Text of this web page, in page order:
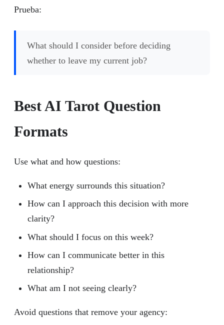
Prueba:
What should I consider before deciding
whether to leave my current job?
Best AI Tarot Question
Formats
Use what and how questions:
What energy surrounds this situation?
How can I approach this decision with more
clarity?
What should I focus on this week?
How can I communicate better in this
relationship?
What am I not seeing clearly?
Avoid questions that remove your agency: